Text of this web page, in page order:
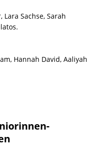
Sachse, Sarah
Hannah David, Aaliyah